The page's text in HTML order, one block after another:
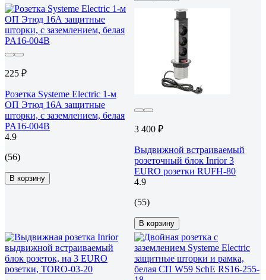
225 ₽
Розетка Systeme Electric 1-м
ОП Этюд 16А защитные
шторки, с заземлением, белая
PA16-004B
4.9
(56)
В корзину
3 400 ₽
Выдвижной встраиваемый
розеточный блок Inrior 3
EURO розетки RUFH-80
4.9
(55)
В корзину